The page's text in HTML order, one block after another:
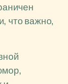
что важно,